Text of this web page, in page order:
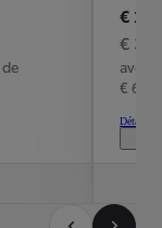
€
€
avec
€
Détails